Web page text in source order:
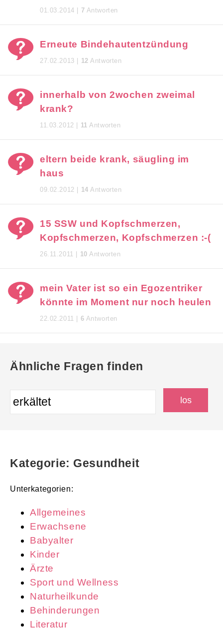
01.03.2014 | 7 Antworten
Erneute Bindehautentzündung
27.02.2013 | 12 Antworten
innerhalb von 2wochen zweimal
krank?
11.03.2012 | 11 Antworten
eltern beide krank, säugling im
haus
09.02.2012 | 14 Antworten
15 SSW und Kopfschmerzen,
Kopfschmerzen, Kopfschmerzen :-(
26.11.2011 | 10 Antworten
mein Vater ist so ein Egozentriker
könnte im Moment nur noch heulen
22.02.2011 | 6 Antworten
Ähnliche Fragen finden
Kategorie: Gesundheit
Unterkategorien:
Allgemeines
Erwachsene
Babyalter
Kinder
Ärzte
Sport und Wellness
Naturheilkunde
Behinderungen
Literatur